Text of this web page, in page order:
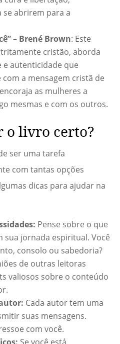
se abrirem para a
– Brené Brown: Este
cristão, aborda
autenticidade que
a mensagem cristã de
as mulheres a
mesmas e com os outros.
o livro certo?
ser uma tarefa
com tantas opções
dicas para ajudar na
Pense sobre o que
sua jornada espiritual. Você
consolo ou sabedoria?
de outras leitoras
valiosos sobre o conteúdo
Cada autor tem uma
suas mensagens.
com você.